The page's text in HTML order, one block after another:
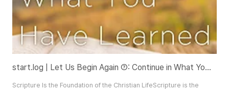
start.log | Let Us Begin Again ⑦: Continue in What You Have Learned and Believed
Scripture Is the Foundation of the Christian LifeScripture is the